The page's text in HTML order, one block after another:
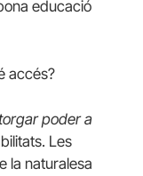
educació
accés?
poder a
Les
la naturalesa